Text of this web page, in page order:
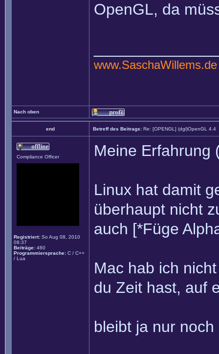
OpenGL, da
www.SaschaWillems.de
Nach oben
end Betreff des Beitrags: Re: [OPENGL] (dgl)OpenGL 4.4
Compliance Officer
Registriert: So Aug 08, 2010
08:37
Beiträge: 460
Programmiersprache: C / C++
/ Lua
Meine Erfahrung
Linux hat damit
überhaupt nicht
auch [*Füge
Mac hab ich
du Zeit hast, auf
bleibt ja nur